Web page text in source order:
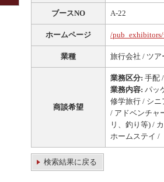
ブースNO A-22
ホームページ /
業種 旅行会社 / ツ
商談希望
業務区分: 手配 /
業務内容: パッ
修学旅行 / シ
/ アドベンチャ
リ、釣り等) /
ホームステイ /
検索結果に戻る